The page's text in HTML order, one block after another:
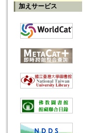
加えサービス